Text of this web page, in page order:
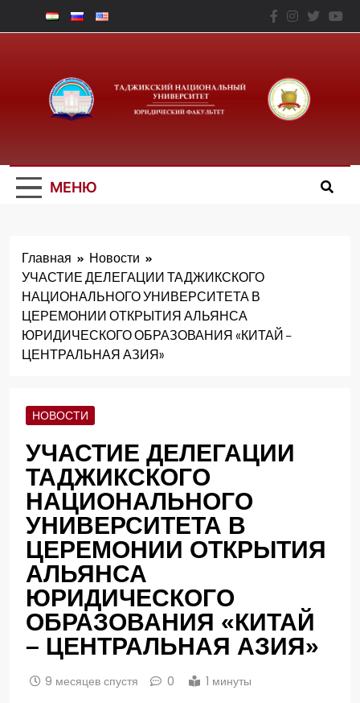
Перейти
к
Юридический
Факальтет – ТНУ
МЕНЮ
Главная
Новости
УЧАСТИЕ ДЕЛЕГАЦИИ ТАДЖИКСКОГО
НАЦИОНАЛЬНОГО УНИВЕРСИТЕТА В
ЦЕРЕМОНИИ ОТКРЫТИЯ АЛЬЯНСА
ЮРИДИЧЕСКОГО ОБРАЗОВАНИЯ «КИТАЙ –
ЦЕНТРАЛЬНАЯ АЗИЯ»
НОВОСТИ
УЧАСТИЕ ДЕЛЕГАЦИИ
ТАДЖИКСКОГО
НАЦИОНАЛЬНОГО
УНИВЕРСИТЕТА В
ЦЕРЕМОНИИ ОТКРЫТИЯ
АЛЬЯНСА
ЮРИДИЧЕСКОГО
ОБРАЗОВАНИЯ «КИТАЙ
– ЦЕНТРАЛЬНАЯ АЗИЯ»
9 месяцев спустя 0 1 минуты